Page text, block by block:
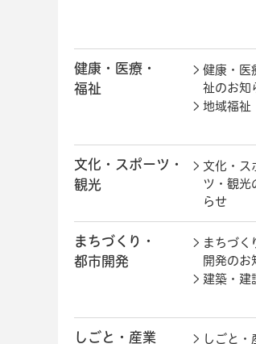
健康・医療・
福祉
健康・医
祉のお知
地域福祉
文化・スポーツ・
観光
文化・ス
ツ・観光
らせ
まちづくり・
都市開発
まちづく
開発のお
建築・建
しごと・産業 しごと・